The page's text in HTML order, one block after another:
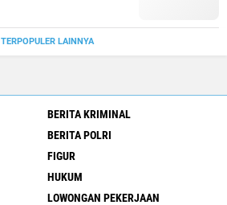
TERPOPULER LAINNYA
BERITA KRIMINAL
BERITA POLRI
FIGUR
HUKUM
LOWONGAN PEKERJAAN